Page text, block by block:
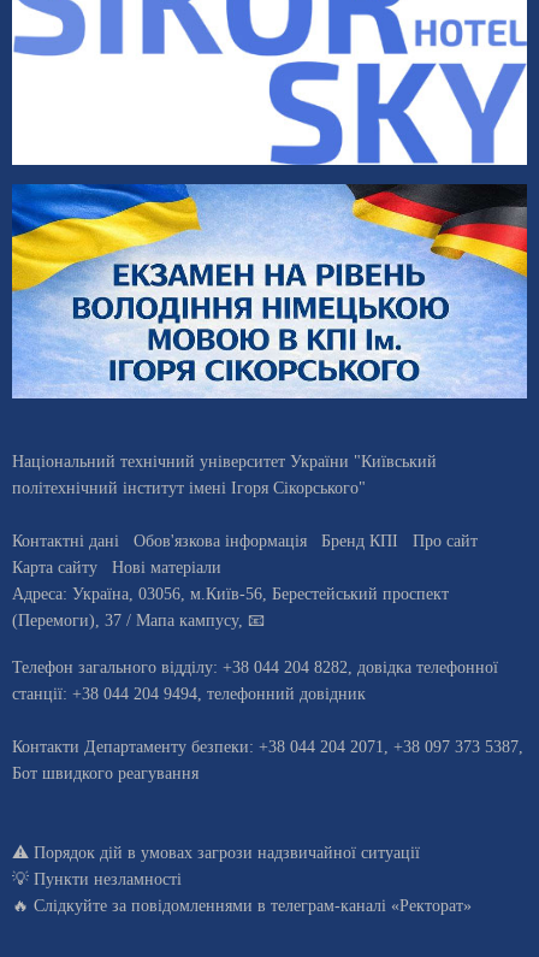
Національний технічний університет України "Київський
політехнічний інститут імені Ігоря Сікорського"
Контактні дані Обов'язкова інформація Бренд КПІ
Про сайт
Карта сайту
Нові матеріали
Адреса: Україна, 03056, м.Київ-56, Берестейський проспект
(Перемоги), 37 / Мапа кампусу, 📧
Телефон загального відділу: +38 044 204 8282, довiдка телефонної
станцiї: +38 044 204 9494, телефонний довідник
Контакти Департаменту безпеки: +38 044 204 2071, +38 097 373 5387,
Бот швидкого реагування
⚠️ Порядок дій в умовах загрози надзвичайної ситуації
💡 Пункти незламності
🔥 Слідкуйте за повідомленнями в телеграм-каналі «Ректорат»